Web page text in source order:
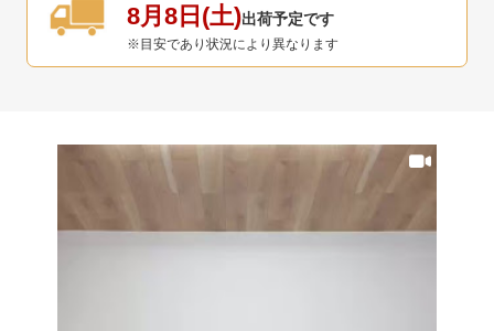
8月8日(土)出荷予定です
※目安であり状況により異なります